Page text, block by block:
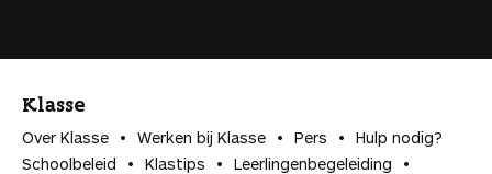
Klasse
Over Klasse Werken bij Klasse Pers
Hulp nodig?
Schoolbeleid
Klastips
Leerlingen­begeleiding